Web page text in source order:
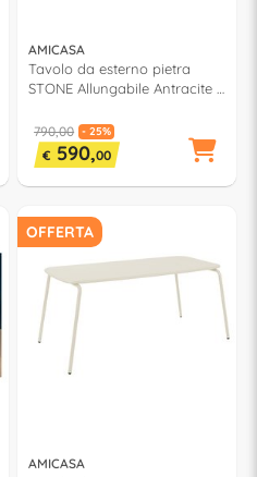
AMICASA
Tavolo da esterno pietra
STONE Allungabile Antracite e
AT 154
790,00 - 25%
€ 590,00
OFFERTA
AMICASA